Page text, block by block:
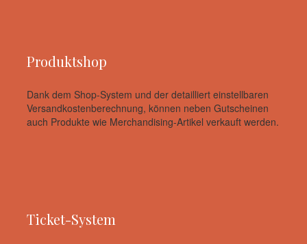
Produktshop
Dank dem Shop-System und der detailliert einstellbaren
Versandkostenberechnung, können neben Gutscheinen
auch Produkte wie Merchandising-Artikel verkauft werden.
Ticket-System